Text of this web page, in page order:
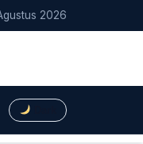
Hukum UMTS Resmi
2026
HUKUMLIPUTAN